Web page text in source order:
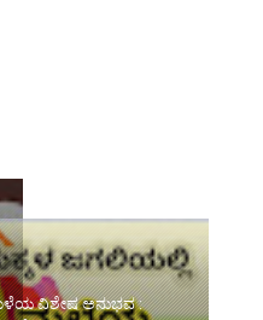
ಸ್ಫೂರ್ತಿಯ ಮಾತುಗಳು : ಸಂಚಿಕೆ -